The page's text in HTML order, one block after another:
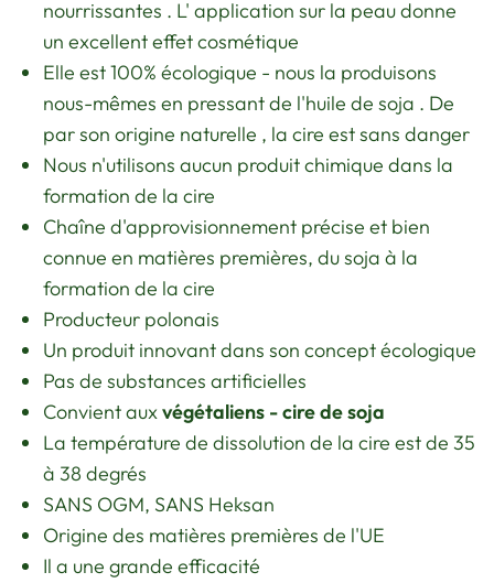
nourrissantes . L' application sur la peaudonne
un excellenteffetcosmétique
Elle est100% écologique - nous la produisons
nous-mêmes en pressantde l'huile de soja . De
parson origine naturelle , la cire estsans danger
Nous n'utilisons aucun produit chimique dans la
formation de la cire
Chaîne d'approvisionnement précise et bien
connue en matières premières, dusoja à la
formation de la cire
Producteur polonais
Un produit innovantdans son conceptécologique
Pas de substances artificielles
Convientauxvégétaliens -cirede soja
La température de dissolution de la cire estde 35
à 38 degrés
SANS OGM, SANS Heksan
Origine des matières premières de l'UE
Il a une grande efficacité